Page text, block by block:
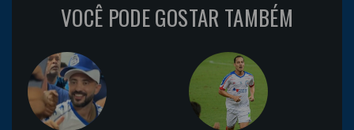
VOCÊ PODE GOSTAR TAMBÉM